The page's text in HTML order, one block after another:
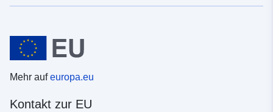
Mehr aufeuropa.eu
Kontakt zur EU